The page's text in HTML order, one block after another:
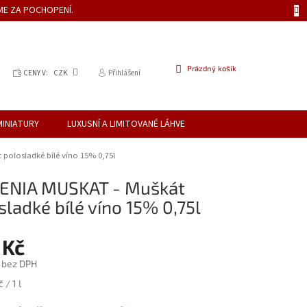
ZA POCHOPENÍ.
CENY V: CZK Přihlášení
NÁKUPNÍ
Prázdný košík
LUXUSNÍ A LIMITOVANÉ LÁHVE
polosladké bílé víno 15% 0,75l
MUSKAT - Muškát
bílé víno 15% 0,75l
DPH
/ 1 l